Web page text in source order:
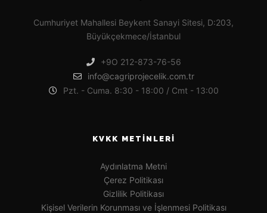
Cumhuriyet Mahallesi Beykent Sanayi Sitesi, D:203,
Büyükçekmece/İstanbul
+9O 212-873-76-56
info@cagriprojecelik.com.tr
Pzt. - Cuma. 8:30 - 18:00 / Cmt - 13:00
KVKK METINLERI
Aydınlatma Metni
Çerez Politikası
Gizlilik Politikası
Kişisel Verilerin Korunması ve İşlenmesi Politikası